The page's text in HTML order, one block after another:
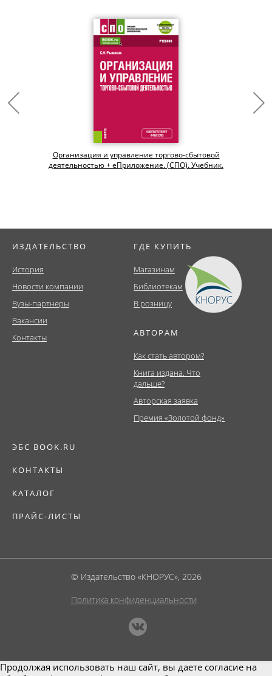
Организация и управление торгово-сбытовой
деятельностью + еПриложение. (СПО). Учебник.
ИЗДАТЕЛЬСТВО
История
Новости компании
Вузы-партнеры
Вакансии
Контакты
ГДЕ КУПИТЬ
Магазинам
Библиотекам
В розницу
АВТОРАМ
Как стать автором?
Книга издана. Что
дальше?
Авторская заявка
Премия «Золотой фонд»
ЭБС BOOK.RU
КОНТАКТЫ
КАТАЛОГ
ПРАЙС-ЛИСТЫ
© Издательство «КНОРУС», 2026
Политика конфиденциальности
Продолжая использовать наш сайт, вы даете согласие на